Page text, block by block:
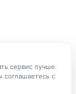
сервис лучше.
соглашаетесь с